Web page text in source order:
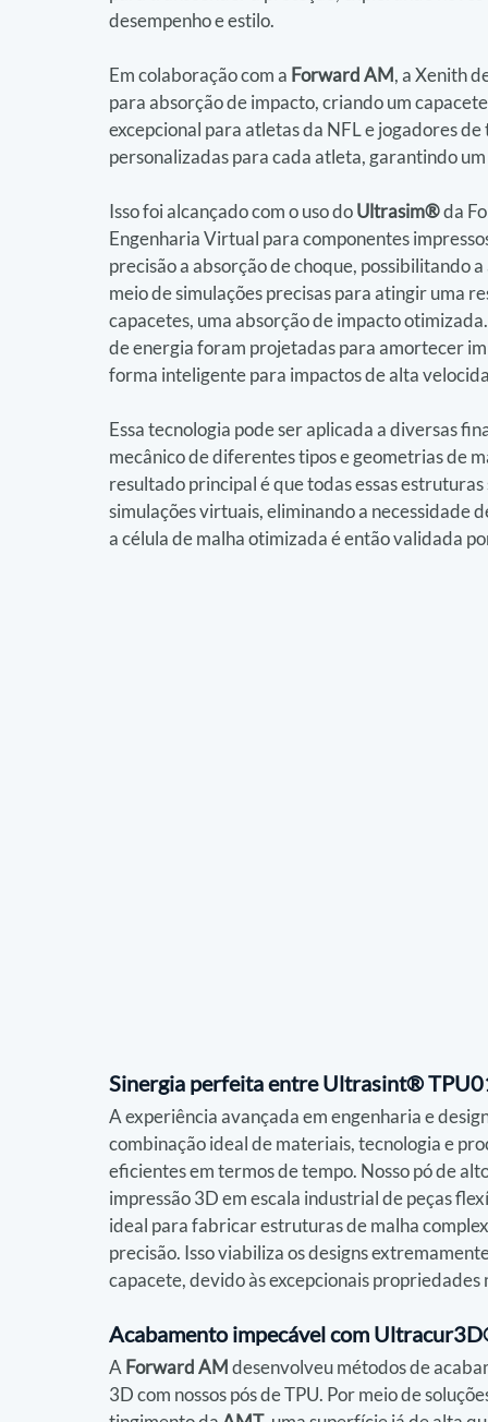
desempenho e estilo.
Em colaboração com a Forward AM, a Xenith
para absorção de impacto, criando um
excepcional para atletas da NFL e jogadores
personalizadas para cada atleta, garantindo
Isso foi alcançado com o uso do Ultrasim® da
Engenharia Virtual para componentes
precisão a absorção de choque, possibilitando
meio de simulações precisas para atingir uma
capacetes, uma absorção de impacto
de energia foram projetadas para amortecer
forma inteligente para impactos de alta
Essa tecnologia pode ser aplicada a diversas
mecânico de diferentes tipos e geometrias de
resultado principal é que todas essas
simulações virtuais, eliminando a necessidade
a célula de malha otimizada é então validada
Sinergia perfeita entre Ultrasint®
A experiência avançada em engenharia e
combinação ideal de materiais, tecnologia e
eficientes em termos de tempo. Nosso pó de
impressão 3D em escala industrial de peças
ideal para fabricar estruturas de malha
precisão. Isso viabiliza os designs
capacete, devido às excepcionais propriedades
Acabamento impecável com
A Forward AM desenvolveu métodos de
3D com nossos pós de TPU. Por meio de